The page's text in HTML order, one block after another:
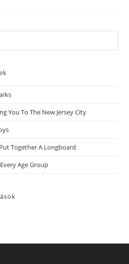
You To The New Jersey City
Together A Longboard
Age Group